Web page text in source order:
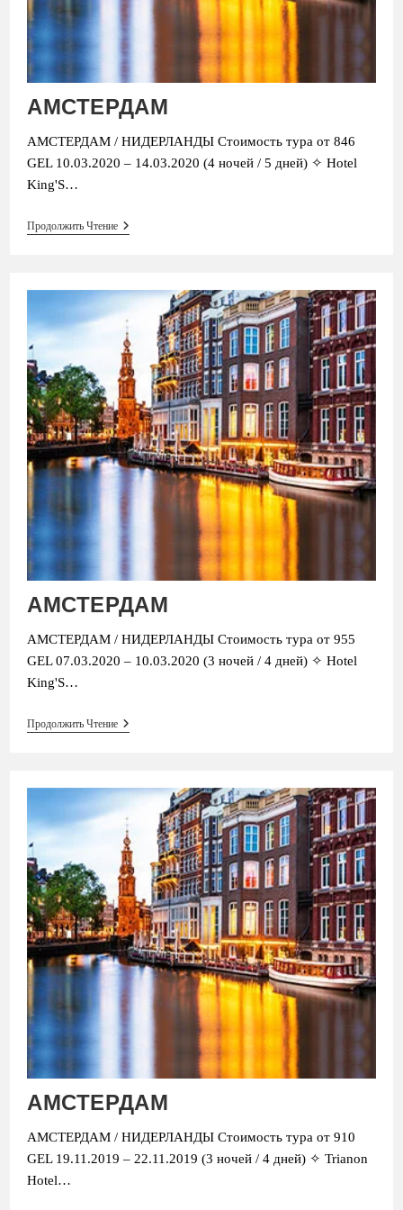
АМСТЕРДАМ
АМСТЕРДАМ / НИДЕРЛАНДЫ Стоимость тура от 846
GEL 10.03.2020 – 14.03.2020 (4 ночей / 5 дней) ✧ Hotel
King'S…
Продолжить ЧтениеАМСТЕРДАМ
АМСТЕРДАМ
АМСТЕРДАМ / НИДЕРЛАНДЫ Стоимость тура от 955
GEL 07.03.2020 – 10.03.2020 (3 ночей / 4 дней) ✧ Hotel
King'S…
Продолжить ЧтениеАМСТЕРДАМ
АМСТЕРДАМ
АМСТЕРДАМ / НИДЕРЛАНДЫ Стоимость тура от 910
GEL 19.11.2019 – 22.11.2019 (3 ночей / 4 дней) ✧ Trianon
Hotel…